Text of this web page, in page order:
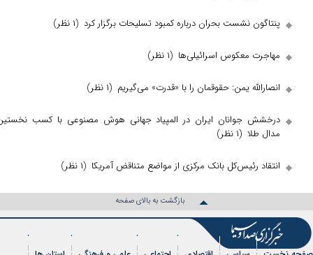
پنتاگون نشست بحران درباره کمبود تسلیحات برگزار کرد(۱ نظر)
مهاجرت معکوس اسرائیلی‌ها(۱ نظر)
انصارالله یمن: حقوقمان را با «قدرت» می‌گیریم(۱ نظر)
درخشش جوانان ایران در المپیاد جهانی هوش مصنوعی با کسب نخستین
مدال طلا (۱ نظر)
انتقاد رئیس‌کل بانک مرکزی از مواضع متناقض آمریکا(۱ نظر)
بازگشت به بالای صفحه